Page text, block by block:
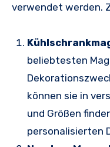
verwendet werden.
beliebtesten
können sie in
und Größen
personalisierten